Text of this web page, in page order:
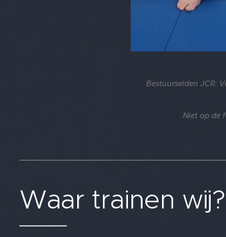
Bestuurselden JCR:
Niet op de
Waar trainen wij?